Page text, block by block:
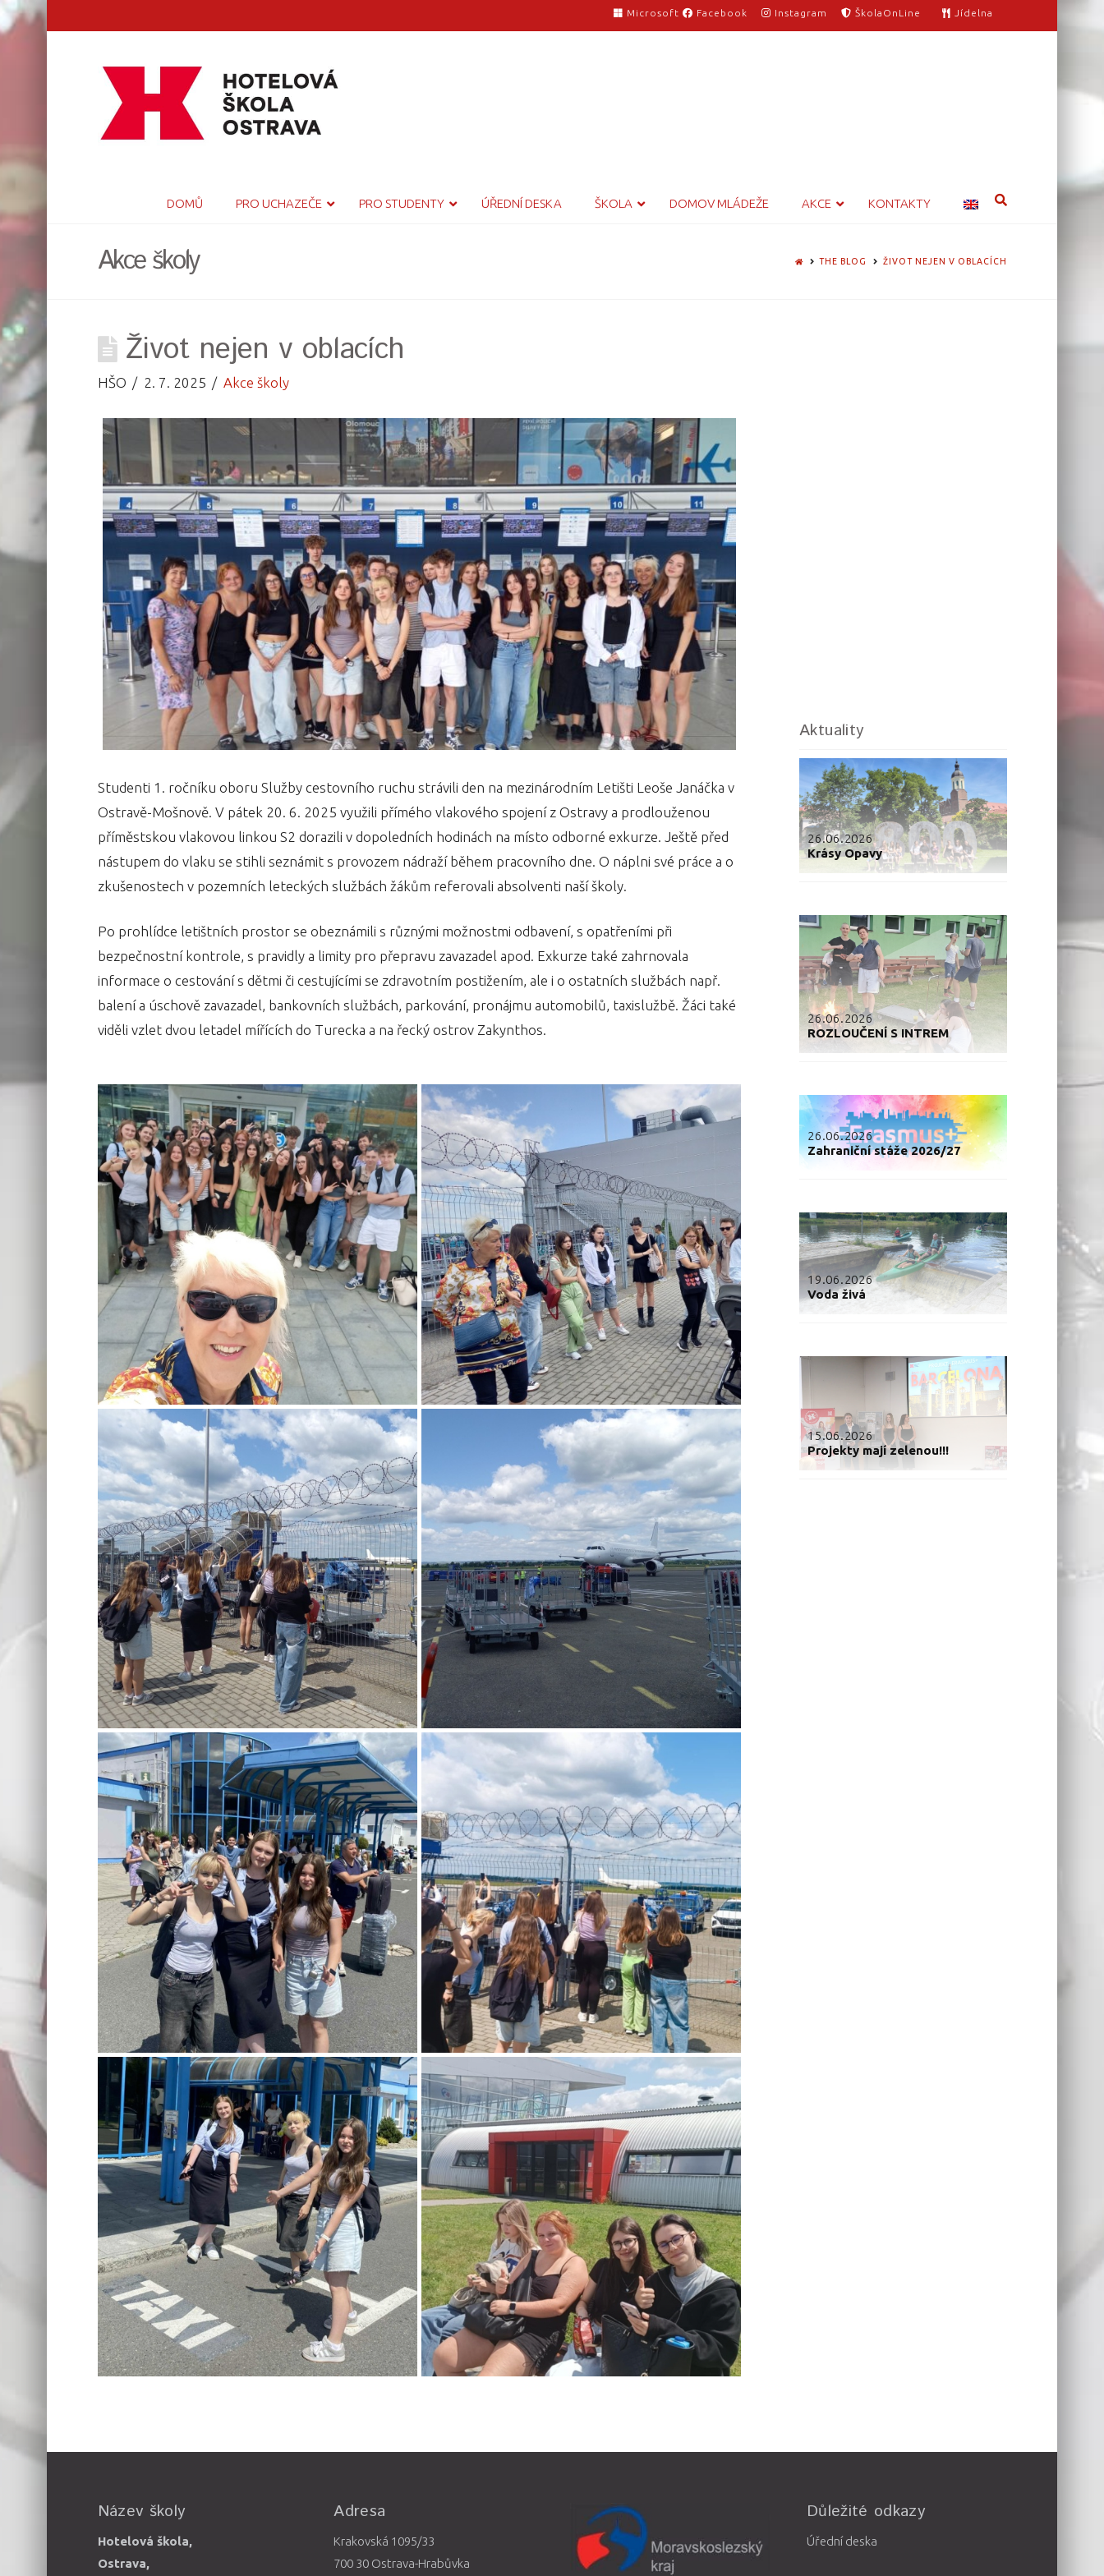
Microsoft Facebook Instagram ŠkolaOnLine Jídelna
DOMŮ PRO UCHAZEČE PRO STUDENTY ÚŘEDNÍ DESKA ŠKOLA DOMOV MLÁDEŽE AKCE KONTAKTY
Akce školy HOMETHE BLOG ŽIVOT NEJEN V OBLACÍCH
Život nejen v oblacích
HŠO 2. 7. 2025 Akce školy
Studenti 1. ročníku oboru Služby cestovního ruchu strávili den na mezinárodním Letišti Leoše Janáčka v
Ostravě-Mošnově. V pátek 20. 6. 2025 využili přímého vlakového spojení z Ostravy a prodlouženou
příměstskou vlakovou linkou S2 dorazili v dopoledních hodinách na místo odborné exkurze. Ještě před
nástupem do vlaku se stihli seznámit s provozem nádraží během pracovního dne. O náplni své práce a o
zkušenostech v pozemních leteckých službách žákům referovali absolventi naší školy.
Po prohlídce letištních prostor se obeznámili s různými možnostmi odbavení, s opatřeními při
bezpečnostní kontrole, s pravidly a limity pro přepravu zavazadel apod. Exkurze také zahrnovala
informace o cestování s dětmi či cestujícími se zdravotním postižením, ale i o ostatních službách např.
balení a úschově zavazadel, bankovních službách, parkování, pronájmu automobilů, taxislužbě. Žáci také
viděli vzlet dvou letadel mířících do Turecka a na řecký ostrov Zakynthos.
Aktuality
26.06.2026
Krásy Opavy
26.06.2026
ROZLOUČENÍ S INTREM
26.06.2026
Zahraniční stáže 2026/27
19.06.2026
Voda živá
15.06.2026
Projekty mají zelenou!!!
Název školy
Hotelová škola,
Ostrava,
Adresa
Krakovská 1095/33
700 30 Ostrava-Hrabůvka
Důležité odkazy
Úřední deska